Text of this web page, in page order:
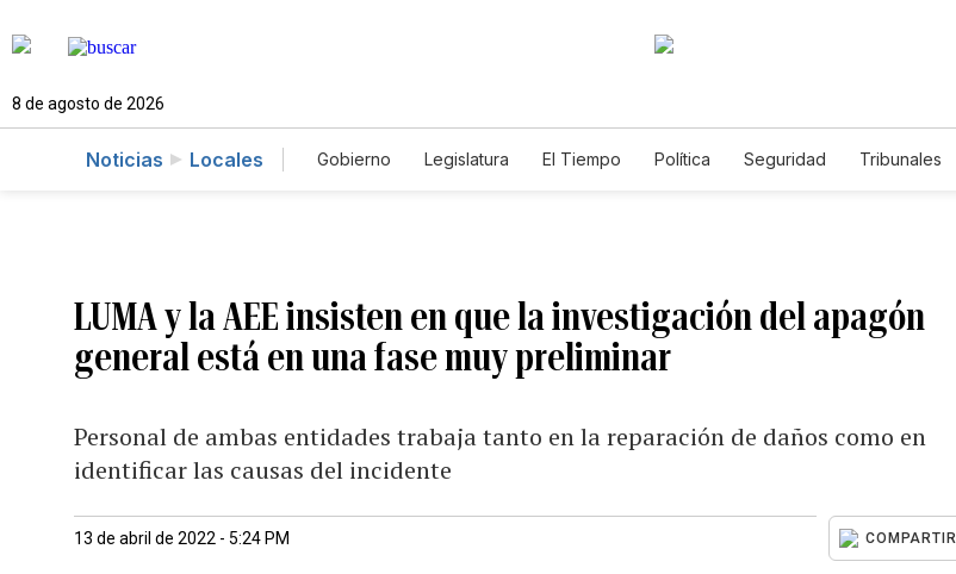
8 de agosto de 2026
Noticias Locales Gobierno Legislatura El Tiempo Política Seguridad Tribunales
LUMA y la AEE insisten en que la investigación del apagón
general está en una fase muy preliminar
Personal de ambas entidades trabaja tanto en la reparación de daños como en
identificar las causas del incidente
13 de abril de 2022 - 5:24 PM COMPARTIR